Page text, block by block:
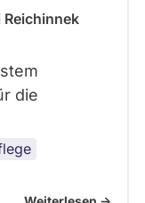
Reichinnek
die